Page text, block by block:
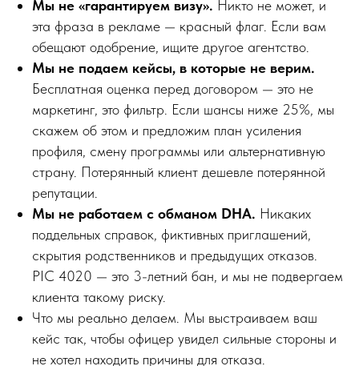
Мы не «гарантируем визу». Никто не может, и
эта фраза в рекламе — красный флаг. Если вам
обещают одобрение, ищите другое агентство.
Мы не подаем кейсы, в которые не верим.
Бесплатная оценка перед договором — это не
маркетинг, это фильтр. Если шансы ниже 25%, мы
скажем об этом и предложим план усиления
профиля, смену программы или альтернативную
страну. Потерянный клиент дешевле потерянной
репутации.
Мы не работаем с обманом DHA. Никаких
поддельных справок, фиктивных приглашений,
скрытия родственников и предыдущих отказов.
PIC 4020 — это 3-летний бан, и мы не подвергаем
клиента такому риску.
Что мы реально делаем. Мы выстраиваем ваш
кейс так, чтобы офицер увидел сильные стороны и
не хотел находить причины для отказа.